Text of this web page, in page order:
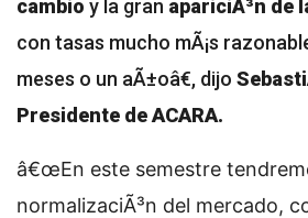
cambio y la gran apariciÃ³n de
con tasas mucho mÃ¡s
meses o un aÃ±oâ€, dijo
Presidente de ACARA.
â€œEn este semestre
normalizaciÃ³n del mercado,